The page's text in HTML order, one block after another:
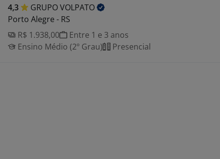
4,3 GRUPOVOLPATO
Porto Alegre - RS
R$ 1.938,00
Entre 1 e 3 anos
Ensino Médio (2º Grau)
Presencial